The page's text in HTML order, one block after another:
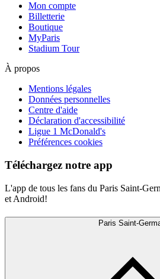
Mon compte
Billetterie
Boutique
MyParis
Stadium Tour
À propos
Mentions légales
Données personnelles
Centre d'aide
Déclaration d'accessibilité
Ligue 1 McDonald's
Préférences cookies
Téléchargez notre app
L'app de tous les fans du Paris Saint-
et Android!
Paris Saint-